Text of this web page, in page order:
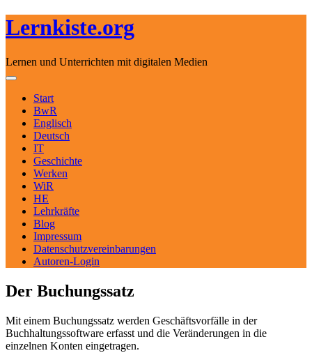
Lernkiste.org
Lernen und Unterrichten mit digitalen Medien
Skip to content
Toggle navigation
Start
BwR
Englisch
Deutsch
IT
Geschichte
Werken
WiR
HE
Lehrkräfte
Blog
Impressum
Datenschutzvereinbarungen
Autoren-Login
Der Buchungssatz
Mit einem Buchungssatz werden Geschäftsvorfälle in der
Buchhaltungssoftware erfasst und die Veränderungen in die
einzelnen Konten eingetragen.